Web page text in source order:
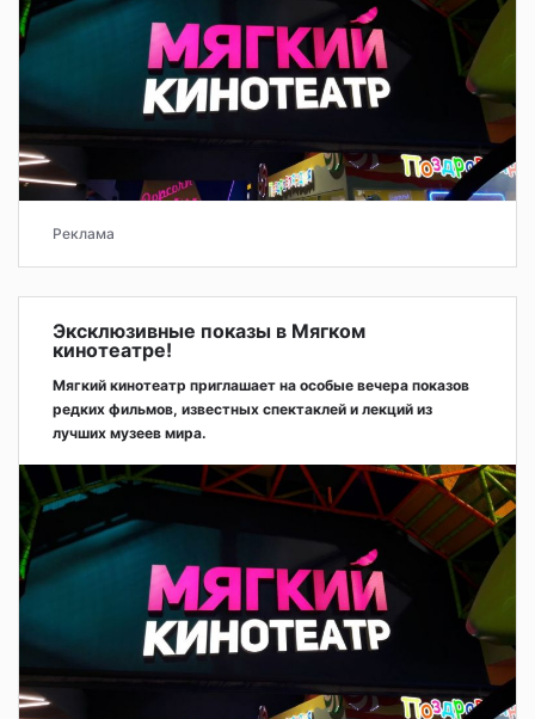
Реклама
Эксклюзивные показы в Мягком
кинотеатре!
Мягкий кинотеатр приглашает на особые вечера показов
редких фильмов, известных спектаклей и лекций из
лучших музеев мира.